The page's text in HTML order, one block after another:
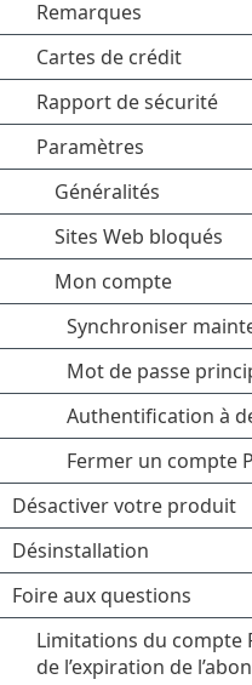
Remarques
Cartes de crédit
Rapport de sécurité
Paramètres
Généralités
Sites Web bloqués
Mon compte
Synchroniser
Mot de passe
Authentification à
Fermer un compte
Désactiver votre produit
Désinstallation
Foire aux questions
Limitations du compte
de l’expiration de